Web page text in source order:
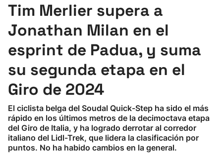
Pelota
Remo
Baloncesto
Ciclismo
Herri-kirolak
Tim Merlier supera a
Jonathan Milan en el
esprint de Padua, y suma
su segunda etapa en el
Giro de 2024
El ciclista belga del Soudal Quick-Step ha sido el más
rápido en los últimos metros de la decimoctava etapa
del Giro de Italia, y ha logrado derrotar al corredor
italiano del Lidl-Trek, que lidera la clasificación por
puntos. No ha habido cambios en la general.